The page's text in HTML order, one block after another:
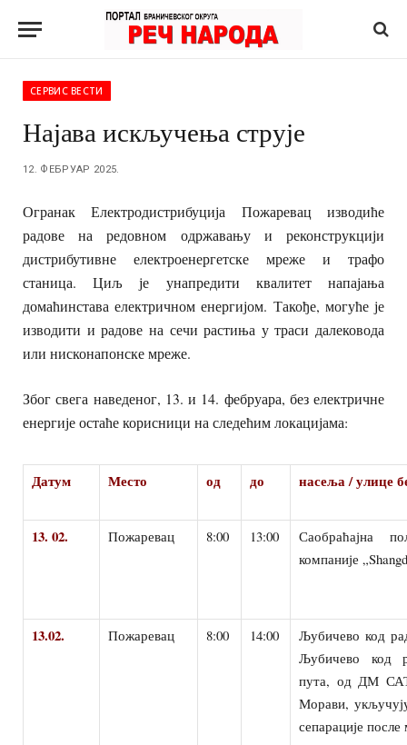
СЕРВИС ВЕСТИ
Најава искључења струје
12. ФЕБРУАР 2025.
Огранак Електродистрибуција Пожаревац изводиће
радове на редовном одржавању и реконструкцији
дистрибутивне електроенергетске мреже и трафо
станица. Циљ је унапредити квалитет напајања
домаћинстава електричном енергијом. Такође, могуће је
изводити и радове на сечи растиња у траси далековода
или нисконапонске мреже.
Због свега наведеног, 13. и 14. фебруара, без електричне
енергије остаће корисници на следећим локацијама:
Датум Место од до насеља / улице
13. 02. Пожаревац 8:00 13:00
Саобраћајна
компаније
13.02. Пожаревац 8:00 14:00
Љубичево код
Љубичево код
пута, од ДМ
Морави,
сепарације после